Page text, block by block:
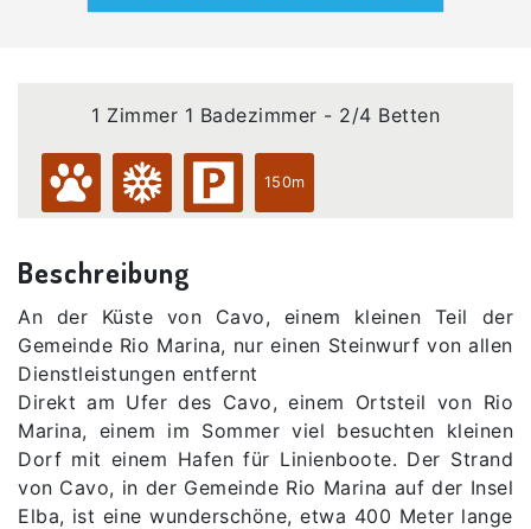
1 Zimmer 1 Badezimmer - 2/4 Betten
150m
Beschreibung
An der Küste von Cavo, einem kleinen Teil der
Gemeinde Rio Marina, nur einen Steinwurf von allen
Dienstleistungen entfernt
Direkt am Ufer des Cavo, einem Ortsteil von Rio
Marina, einem im Sommer viel besuchten kleinen
Dorf mit einem Hafen für Linienboote. Der Strand
von Cavo, in der Gemeinde Rio Marina auf der Insel
Elba, ist eine wunderschöne, etwa 400 Meter lange